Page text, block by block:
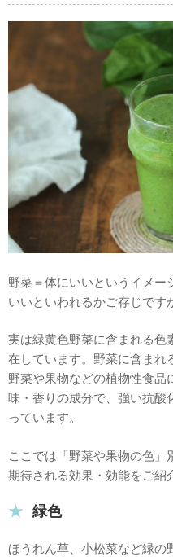
野菜＝体にいいというイメー
いいといわれるかご存じです
実は緑黄色野菜に含まれる色
在しています。野菜に含まれ
野菜や果物などの植物性食品
味・香りの成分で、強い抗酸
っています。
ここでは「野菜や果物の色」
期待される効果・効能をご紹
緑色
ほうれん草、小松菜など緑の